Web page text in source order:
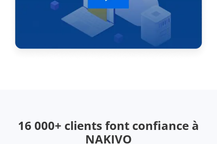
16 000+ clients font confiance à
NAKIVO